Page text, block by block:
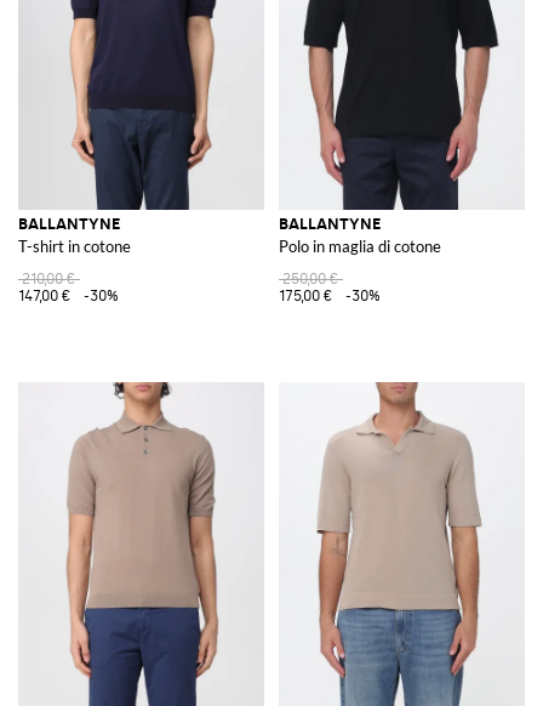
femminilità con discrezione e classe. Il design elegante e la scelta di
materiali di alta qualità fanno sì che ogni capo sia un investimento nel
Esplora la collezione Ballantyne su GIGLIO.COM e acquista dal nostro
store online per aggiungere un tocco di eleganza e raffinatezza al tuo
guardaroba.
BALLANTYNE
T-shirt in cotone
210,00 €
147,00 €
-30%
BALLANTYNE
Polo in maglia di cotone
250,00 €
175,00 €
-30%